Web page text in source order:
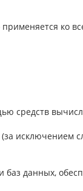
ко
средств
исключением
баз данных,